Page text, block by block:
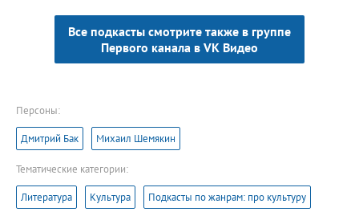
Все подкасты смотрите также в группе
Первого канала в VK Видео
Персоны:
Дмитрий Бак Михаил Шемякин
Тематические категории:
Литература Культура Подкасты по жанрам: про культуру